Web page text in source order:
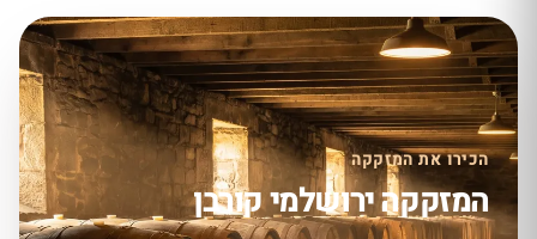
הכירו את המזקקה
המזקקה ירושלמי קורבן